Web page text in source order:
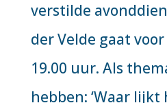
verstilde
der Velde gaat
19.00 uur. Als
hebben: ‘Waar lijkt